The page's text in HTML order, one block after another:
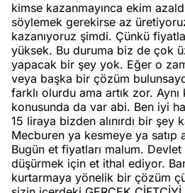
kimse kazanmayınca ekim
söylemek gerekirse az
kazanıyoruz şimdi. Çünkü
yüksek. Bu duruma biz de çok
yapacak bir şey yok. Eğer o
veya başka bir çözüm
farklı olurdu ama artık zor. Aynı
konusunda da var abi. Ben iyi
15 liraya bizden alınırdı bir şey
Mecburen ya kesmeye ya satıp
Bugün et fiyatları malum. Devlet
düşürmek için et ithal ediyor.
kurtarmaya yönelik bir çözüm